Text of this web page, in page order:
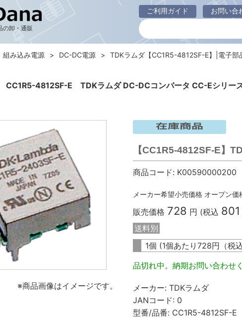
の卸・通販
ご利用ガイド お問い合
CC1R5-4812SF-E TDKラムダ DC-DCコンバータ CC-Eシリー
組み込み電源 DC-DC電源 TDKラムダ【CC1R5-4812SF-E】|電子
※商品画像はイメージです。
【CC1R5-4812SF-E】
商品コード: K00590000200
メーカー希望小売価格 オープン価
販売価格 728 円 (税込 801
送料別
1個 (1個あたり 728円（税
品切れ中。納期お問い合わせ
メーカー: TDKラムダ
JANコード: 0
型番/品番: CC1R5-4812SF-E